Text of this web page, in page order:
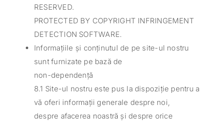
RESERVED.
PROTECTED BY COPYRIGHT INFRINGEMENT
DETECTION SOFTWARE.
Informațiile și conținutul de pe site-ul nostru
sunt furnizate pe bază de
non-dependență
8.1 Site-ul nostru este pus la dispoziție pentru a
vă oferi informații generale despre noi,
despre afacerea noastră și despre orice